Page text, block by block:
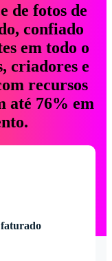
de fotos de
confiado
em todo o
criadores e
recursos
até 76% em